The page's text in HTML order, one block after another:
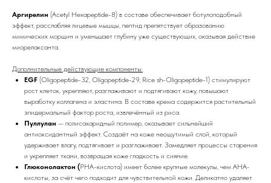
Аргирелин (Acetyl Hexapeptide-8) в составе обеспечивает ботулоподобный
эффект, расслабляя лицевые мышцы, пептид препятствует образованию
мимических морщин и уменьшает глубину уже существующих, оказывая действие
миорелаксанта.
Дополнительные действующие компоненты:
EGF (Oligopeptide-32, Oligopeptide-29, Rice sh-Oligopeptide-1) стимулируют
рост клеток, укрепляют, разглаживают и подтягивают кожу, повышают
выработку коллагена и эластина. В составе крема содержится растительный
эпидермальный фактор роста, извлечённый из риса.
Пуллулан — полисахаридный полимер, оказывает сильнейший
антиоксидантный эффект. Создаёт на коже неощутимый слой, который
удерживает влагу, подтягивает и разглаживает. Замедляет процессы старения
и укрепляет ткани, возвращая коже гладкость и сияние.
Глюконолактон (PHA-кислота) имеет более крупные молекулы, чем AHA-
кислоты, за счёт чего подходит для чувствительной кожи. Деликатно удаляет